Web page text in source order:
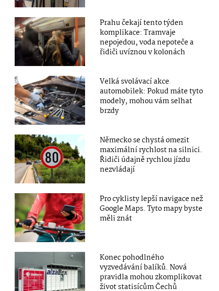
Prahu čekají tento týden
komplikace: Tramvaje
nepojedou, voda nepoteče a
řidiči uvíznou v kolonách
Velká svolávací akce
automobilek: Pokud máte tyto
modely, mohou vám selhat
brzdy
Německo se chystá omezit
maximální rychlost na silnici.
Řidiči údajně rychlou jízdu
nezvládají
Pro cyklisty lepší navigace než
Google Maps. Tyto mapy byste
měli znát
Konec pohodlného
vyzvedávání balíků. Nová
pravidla mohou zkomplikovat
život statisícům Čechů